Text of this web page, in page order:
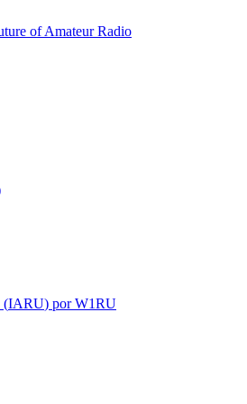
of Amateur Radio
(IARU) porW1RU